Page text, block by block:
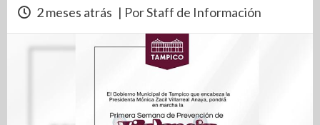
2 meses atrás | Por Staff de Información